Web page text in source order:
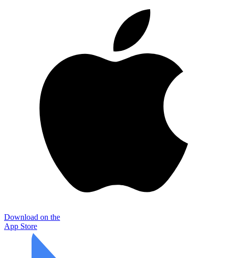
Download on the
App Store